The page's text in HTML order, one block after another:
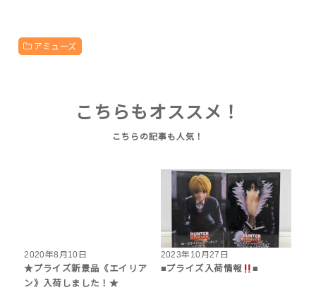
アミューズ
こちらもオススメ！
2020年8月10日
★プライズ新景品《エイリア
ン》入荷しました！★
2023年10月27日
■プライズ入荷情報
■